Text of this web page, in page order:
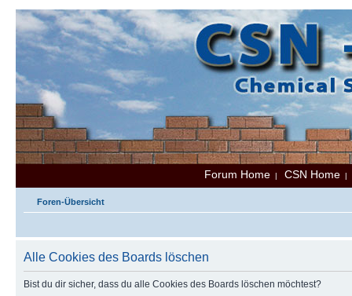
Forum Home | CSN Home
Foren-Übersicht
Alle Cookies des Boards löschen
Bist du dir sicher, dass du alle Cookies des Boards löschen möchtest?